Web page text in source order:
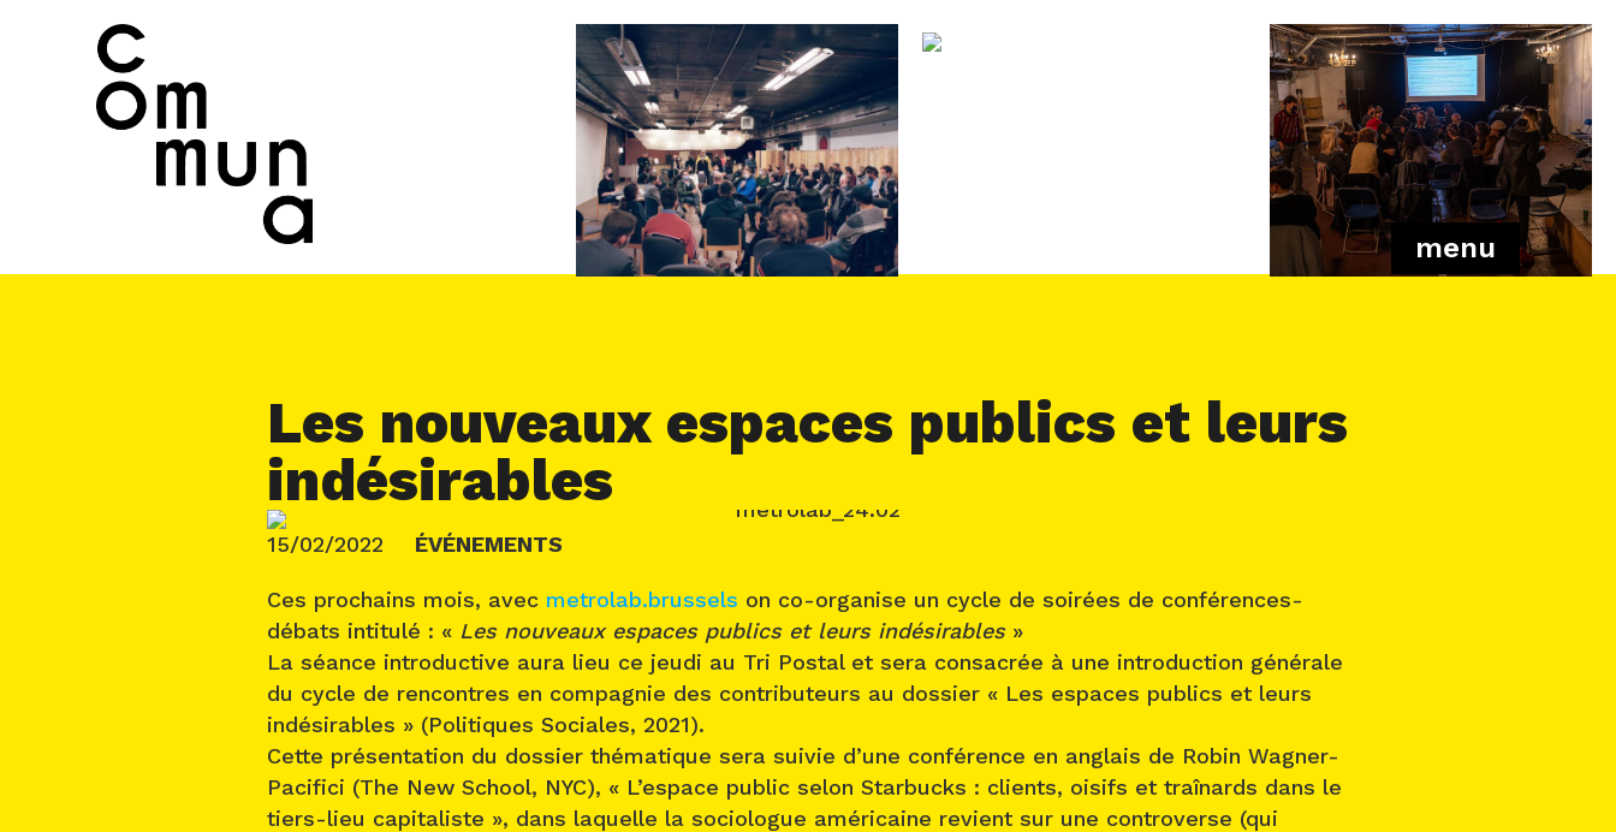
menu
Les nouveaux espaces publics et leurs
indésirables
15/02/2022 ÉVÉNEMENTS
Ces prochains mois, avec metrolab.brussels on co-organise un cycle de soirées de conférences-
débats intitulé : « Les nouveaux espaces publics et leurs indésirables»
La séance introductive aura lieu ce jeudi au Tri Postal et sera consacrée à une introduction générale
du cycle de rencontres en compagnie des contributeurs au dossier « Les espaces publics et leurs
indésirables » (Politiques Sociales, 2021).
Cette présentation du dossier thématique sera suivie d’une conférence en anglais de Robin Wagner-
Pacifici (The New School, NYC), « L’espace public selon Starbucks : clients, oisifs et traînards dans le
tiers-lieu capitaliste », dans laquelle la sociologue américaine revient sur une controverse (qui